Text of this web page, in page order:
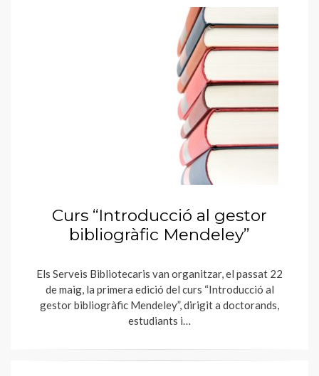
Curs “Introducció al gestor
bibliogràfic Mendeley”
Els Serveis Bibliotecaris van organitzar, el passat 22
de maig, la primera edició del curs “Introducció al
gestor bibliogràfic Mendeley”, dirigit a doctorands,
estudiants i…